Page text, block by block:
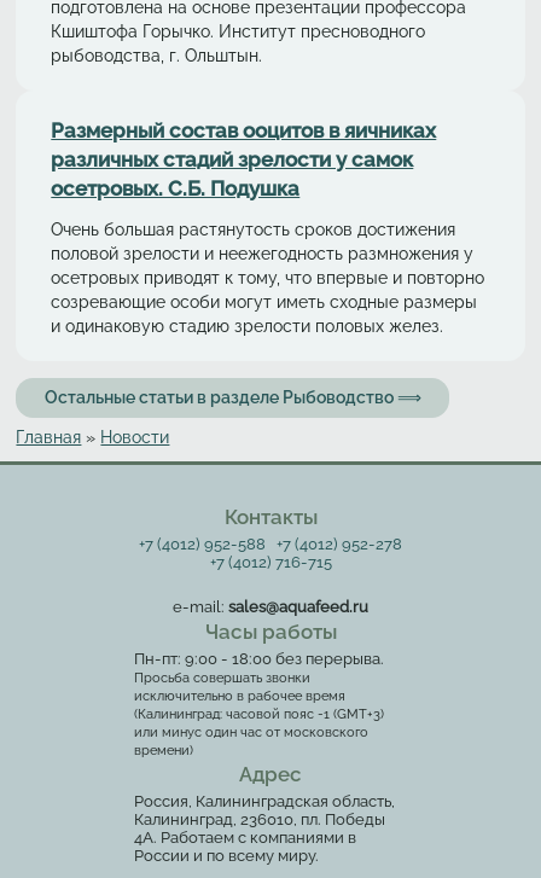
подготовлена на основе презентации профессора
Кшиштофа Горычко. Институт пресноводного
рыбоводства, г. Ольштын.
Размерный состав ооцитов в яичниках
различных стадий зрелости у самок
осетровых. С.Б. Подушка
Очень большая растянутость сроков достижения
половой зрелости и неежегодность размножения у
осетровых приводят к тому, что впервые и повторно
созревающие особи могут иметь сходные размеры
и одинаковую стадию зрелости половых желез.
Остальные статьи в разделе Рыбоводство ⟹
Вы здесь
Главная » Новости
Контакты
+7 (4012) 952-588
+7 (4012) 952-278
+7 (4012) 716-715
e-mail: sales@aquafeed.ru
Часы работы
Пн-пт: 9:00 - 18:00 без перерыва.
Просьба совершать звонки
исключительно в рабочее время
(Калининград: часовой пояс -1 (GMT+3)
или минус один час от московского
времени)
Адрес
Россия, Калининградская область,
Калининград, 236010, пл. Победы
4А. Работаем с компаниями в
России и по всему миру.